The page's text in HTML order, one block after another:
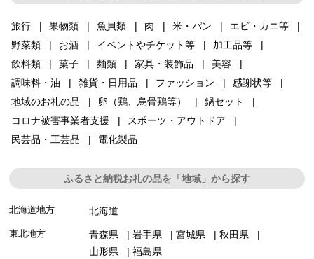
旅行 果物類 魚貝類 肉 米・パン
エビ・カニ等
野菜類
お酒 イベントやチケット等
加工品等
飲料類
菓子 麺類 家具・装飾品
美容
調味料・油
雑貨・日用品 ファッション
感謝状等
地域のお礼の品
卵（鶏、烏骨鶏等）
鍋セット
コロナ被害事業者支援
スポーツ・アウトドア
民芸品・工芸品
電化製品
ふるさと納税お礼の品を「地域」から探す
北海道地方 北海道
東北地方 青森県 岩手県 宮城県
秋田県
山形県
福島県